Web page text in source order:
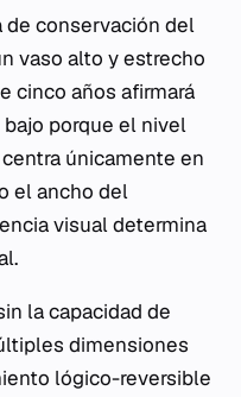
de conservación del
vaso alto y estrecho
cinco años afirmará
porque el nivel
únicamente en
el ancho del
visual determina
la capacidad de
dimensiones
lógico-reversible